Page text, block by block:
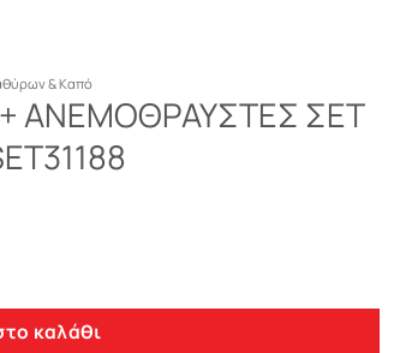
& Καπό
ΑΝΕΜΟΘΡΑΥΣΤΕΣ ΣΕΤ
(ΕΜΠΡΟΣ – ΠΙΣΩ) ΑΝΕΜ.SET31188 ποσότητα
καλάθι